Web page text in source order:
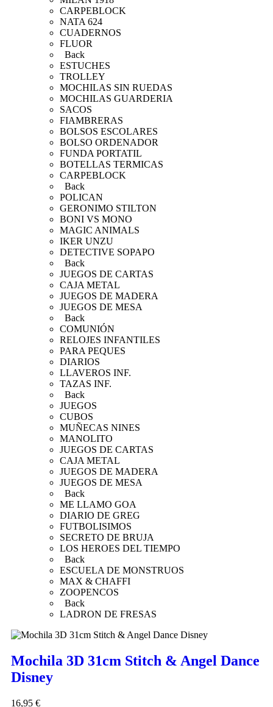
CARPEBLOCK
NATA 624
CUADERNOS
FLUOR
Back
ESTUCHES
TROLLEY
MOCHILAS SIN RUEDAS
MOCHILAS GUARDERIA
SACOS
FIAMBRERAS
BOLSOS ESCOLARES
BOLSO ORDENADOR
FUNDA PORTATIL
BOTELLAS TERMICAS
CARPEBLOCK
Back
POLICAN
GERONIMO STILTON
BONI VS MONO
MAGIC ANIMALS
IKER UNZU
DETECTIVE SOPAPO
Back
JUEGOS DE CARTAS
CAJA METAL
JUEGOS DE MADERA
JUEGOS DE MESA
Back
COMUNIÓN
RELOJES INFANTILES
PARA PEQUES
DIARIOS
LLAVEROS INF.
TAZAS INF.
Back
JUEGOS
CUBOS
MUÑECAS NINES
MANOLITO
JUEGOS DE CARTAS
CAJA METAL
JUEGOS DE MADERA
JUEGOS DE MESA
Back
ME LLAMO GOA
DIARIO DE GREG
FUTBOLISIMOS
SECRETO DE BRUJA
LOS HEROES DEL TIEMPO
Back
ESCUELA DE MONSTRUOS
MAX & CHAFFI
ZOOPENCOS
Back
LADRON DE FRESAS
Mochila 3D 31cm Stitch & Angel Dance
Disney
16,95 €